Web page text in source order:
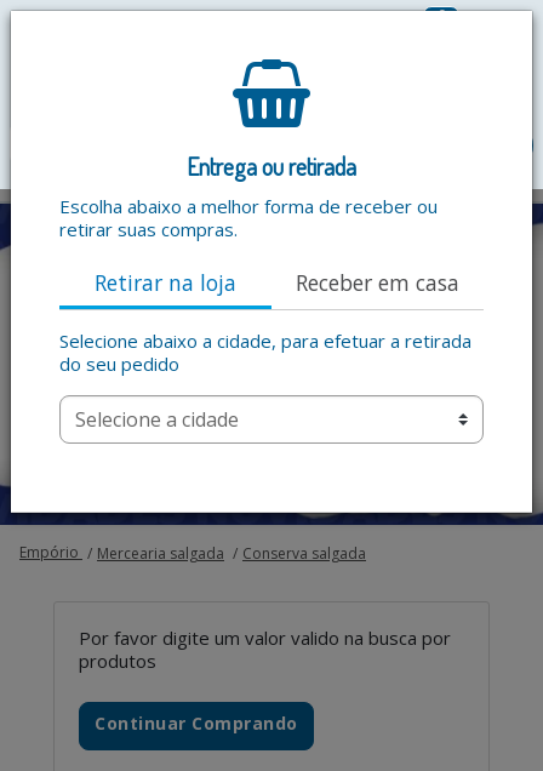
0
Entrega ou retirada
Escolha abaixo a melhor forma de receber ou
retirar suas compras.
Retirar na loja Receber em casa
Selecione abaixo a cidade, para efetuar a retirada
do seu pedido
Empório Mercearia salgada Conserva salgada
Por favor digite um valor valido na busca por
produtos
Continuar Comprando